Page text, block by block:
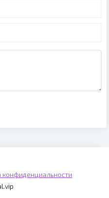
конфиденциальности